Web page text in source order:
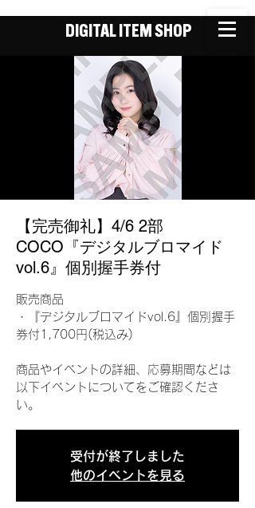
DIGITAL ITEM SHOP
【完売御礼】4/6 2部
COCO『デジタルブロマイド
vol.6』個別握手券付
販売商品
・『デジタルブロマイドvol.6』個別握手
券付1,700円(税込み)
商品やイベントの詳細、応募期間などは
以下イベントについてをご確認くださ
い。
受付が終了しました
他のイベントを見る